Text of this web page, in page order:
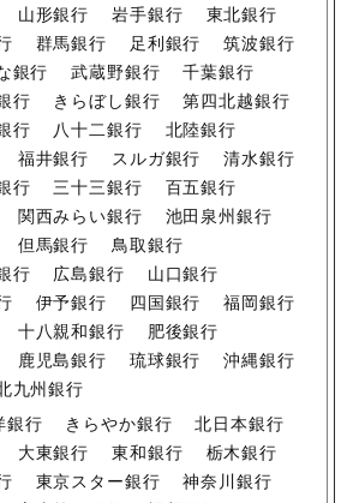
山形銀行 岩手銀行
東北銀行
群馬銀行 足利銀行
筑波銀行
銀行 武蔵野銀行
千葉銀行
行 きらぼし銀行
第四北越銀行
行 八十二銀行
北陸銀行
福井銀行 スルガ銀行
清水銀行
行 三十三銀行
百五銀行
関西みらい銀行
池田泉州銀行
但馬銀行
鳥取銀行
行 広島銀行
山口銀行
伊予銀行 四国銀行
福岡銀行
十八親和銀行
肥後銀行
鹿児島銀行 琉球銀行
沖縄銀行
九州銀行
銀行 きらやか銀行
北日本銀行
大東銀行 東和銀行
栃木銀行
東京スター銀行
神奈川銀行